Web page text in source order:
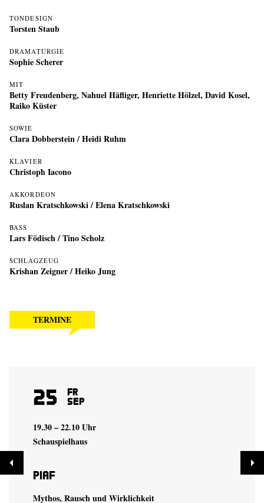
TONDESIGN
Torsten Staub
DRAMATURGIE
Sophie Scherer
MIT
Betty Freudenberg, Nahuel Häfliger, Henriette Hölzel, David Kosel,
Raiko Küster
SOWIE
Clara Dobberstein / Heidi Ruhm
KLAVIER
Christoph Iacono
AKKORDEON
Ruslan Kratschkowski/Elena Kratschkowski
BASS
Lars Födisch/Tino Scholz
SCHLAGZEUG
Krishan Zeigner/Heiko Jung
TERMINE
25 Fr
Sep
19.30 – 22.10 Uhr
Schauspielhaus
Piaf
Mythos, Rausch und Wirklichkeit